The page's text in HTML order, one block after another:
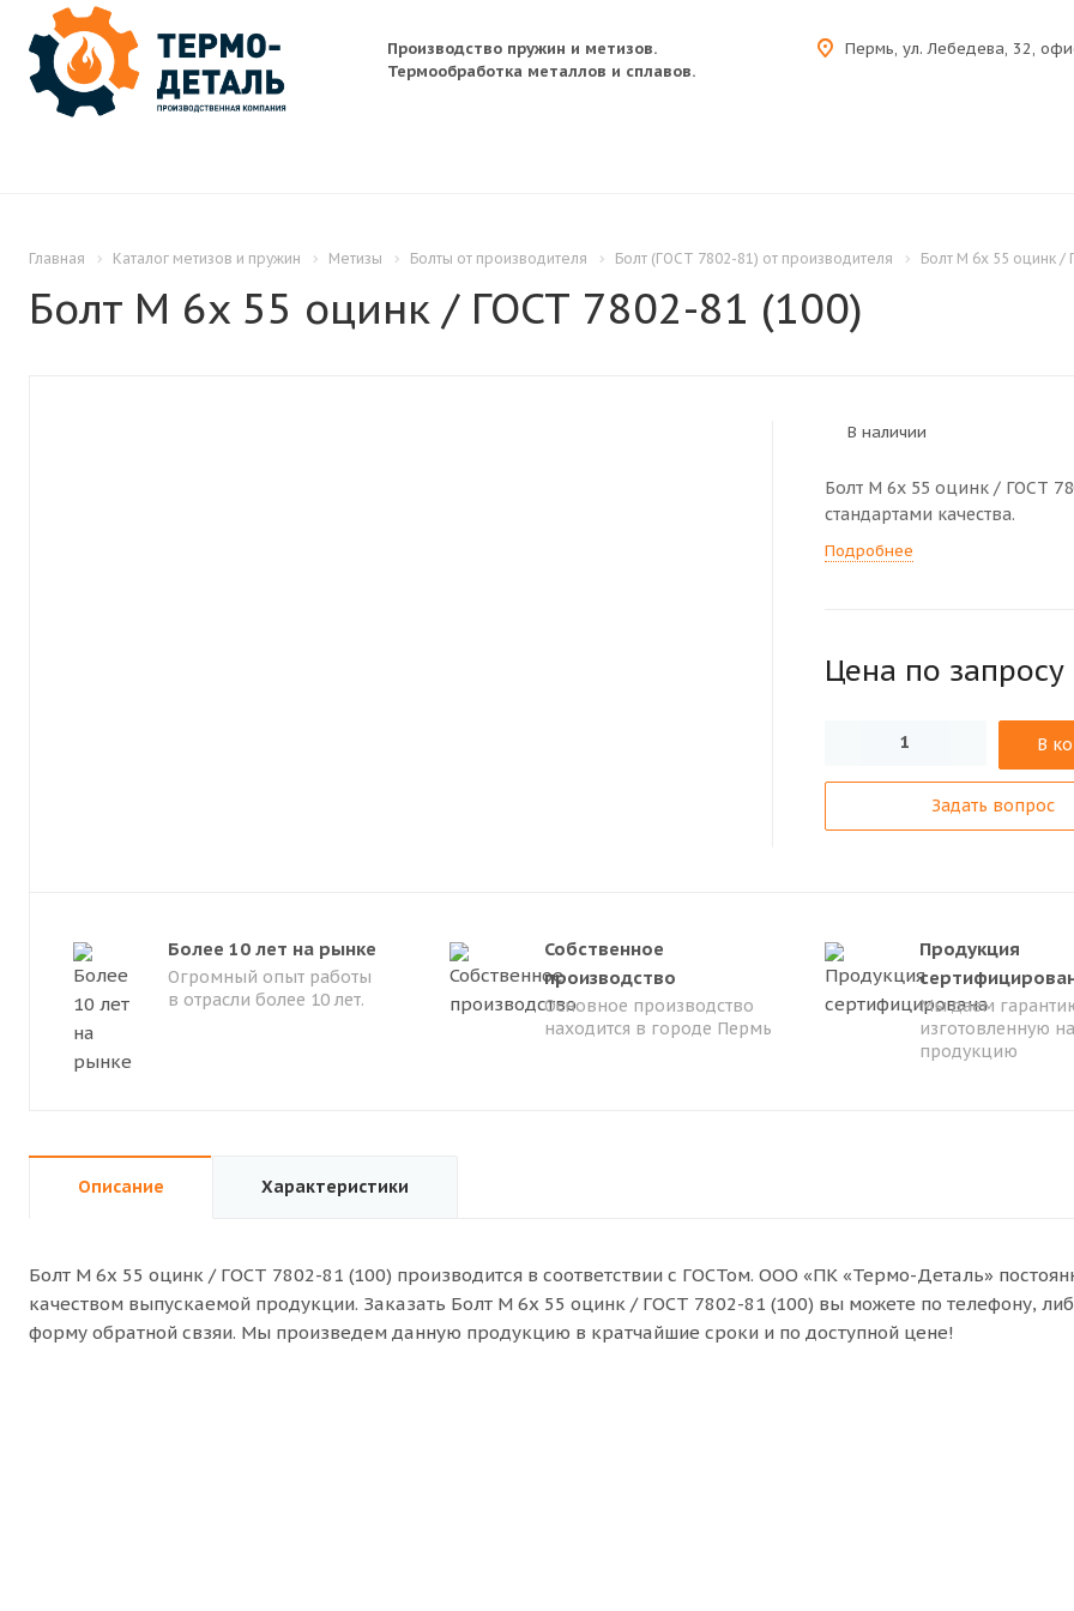
Производство пружин и метизов.
Термообработка металлов и сплавов.
Пермь, ул. Лебедева, 32,
Главная Каталог метизов и пружин Метизы Болты от производителя Болт (ГОСТ 7802-81) от производителя Болт M 6x 55 оцинк
Болт M 6x 55 оцинк / ГОСТ 7802-81 (100)
В наличии
Болт M 6x 55 оцинк / ГОСТ
стандартами качества.
Подробнее
Цена по запросу
В
Задать вопрос
Более 10 лет на рынке
Огромный опыт работы
в отрасли более 10 лет.
Собственное
производство
Основное производство
находится в городе Пермь
Продукция
Мы даем
изготовленную
продукцию
Описание Характеристики
Болт M 6x 55 оцинк / ГОСТ 7802-81 (100) производится в соответствии с ГОСТом. ООО «ПК «Термо-Деталь»
качеством выпускаемой продукции. Заказать Болт M 6x 55 оцинк / ГОСТ 7802-81 (100) вы можете по телефону,
форму обратной свзяи. Мы произведем данную продукцию в кратчайшие сроки и по доступной цене!